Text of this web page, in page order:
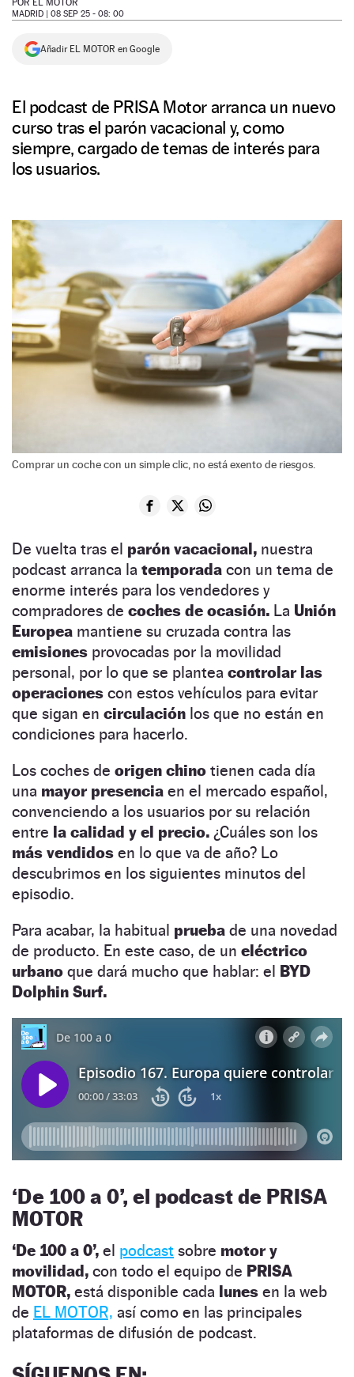
NEWSLETTER
POR EL MOTOR
MADRID | 08 SEP 25 - 08: 00
Añadir EL MOTOR en Google
El podcast de PRISA Motor arranca un nuevo
curso tras el parón vacacional y, como
siempre, cargado de temas de interés para
los usuarios.
Comprar un coche con un simple clic, no está exento de riesgos.
De vuelta tras el parón vacacional, nuestra
podcast arranca la temporada con un tema de
enorme interés para los vendedores y
compradores de coches de ocasión. La Unión
Europea mantiene su cruzada contra las
emisiones provocadas por la movilidad
personal, por lo que se plantea controlar las
operaciones con estos vehículos para evitar
que sigan en circulación los que no están en
condiciones para hacerlo.
Los coches de origen chino tienen cada día
una mayor presencia en el mercado español,
convenciendo a los usuarios por su relación
entre la calidad y el precio. ¿Cuáles son los
más vendidos en lo que va de año? Lo
descubrimos en los siguientes minutos del
episodio.
Para acabar, la habitual prueba de una novedad
de producto. En este caso, de un eléctrico
urbano que dará mucho que hablar: el BYD
Dolphin Surf.
‘De 100 a 0’, el podcast de PRISA
MOTOR
‘De 100 a 0’, el podcast sobre motor y
movilidad, con todo el equipo de PRISA
MOTOR, está disponible cada lunes en la web
de EL MOTOR, así como en las principales
plataformas de difusión de podcast.